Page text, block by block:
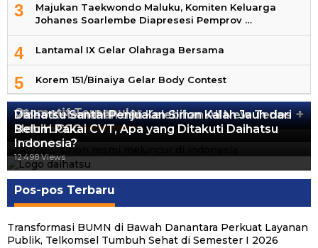
3
Majukan Taekwondo Maluku, Komiten Keluarga
Johanes Soarlembe Diapresesi Pemprov …
4 Lantamal IX Gelar Olahraga Bersama
5 Korem 151/Binaiya Gelar Body Contest
Otomotif Terpopuler +
Video Kelemahan dan Kelebihan All New Terios
13.424 Views
Daihatsu Santai Penjualan Sirion Kalah Jauh dari
Mobil LCGC
12.559 Views
Belum Pakai CVT, Apa yang Ditakuti Daihatsu
Indonesia?
12.498 Views
Pos-pos Terbaru
Transformasi BUMN di Bawah Danantara Perkuat Layanan
Publik, Telkomsel Tumbuh Sehat di Semester I 2026